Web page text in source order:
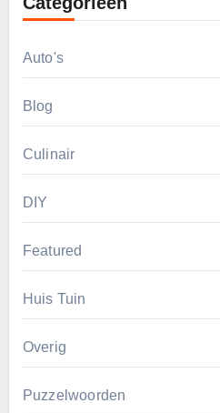
Auto's
Blog
Culinair
DIY
Featured
Huis Tuin
Overig
Puzzelwoorden